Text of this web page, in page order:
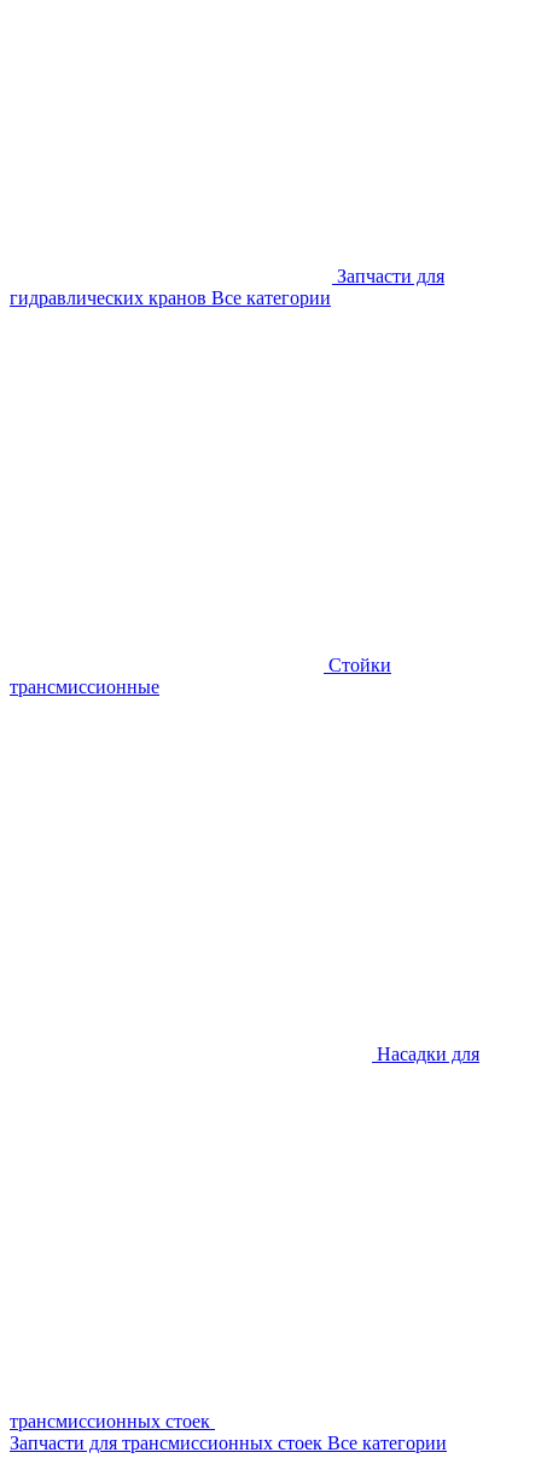
Запчасти для
гидравлических кранов Все категории
Стойки
трансмиссионные
Насадки для
трансмиссионных стоек
Запчасти для трансмиссионных стоек Все категории